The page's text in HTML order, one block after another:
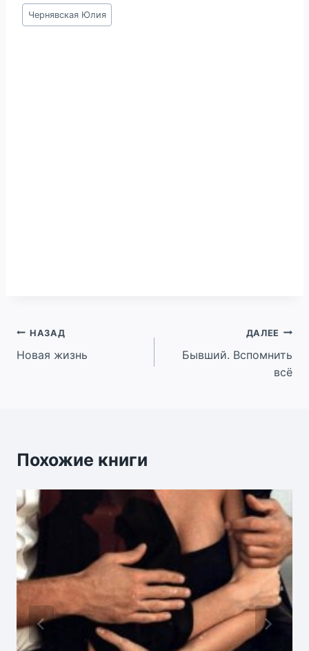
Метки
записи:
Чернявская Юлия
Навигация
по
НАЗАД
Новая жизнь
ДАЛЕЕ
Бывший. Вспомнить
всё
Похожие книги